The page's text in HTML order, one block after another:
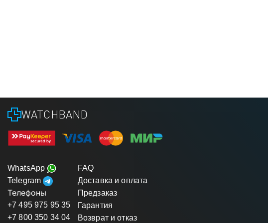
WATCHBAND
WhatsApp
Telegram
Телефоны
+7 495 975 95 35
+7 800 350 34 04
FAQ
Доставка и оплата
Предзаказ
Гарантия
Возврат и отказ